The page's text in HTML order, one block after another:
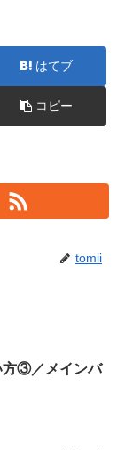
はてブ
コピー
tomii
方③／メインバ